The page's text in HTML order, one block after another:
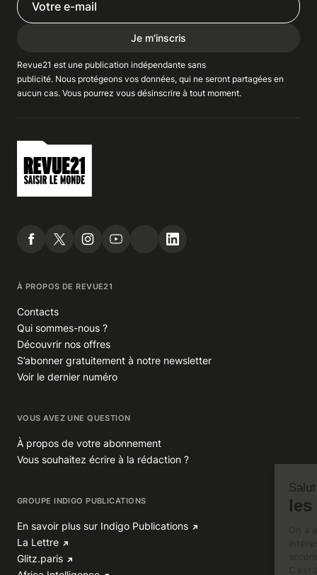
Je m'inscris
Revue21 est une publication indépendante sans
publicité. Nous protégeons vos données, qui ne seront partagées en
aucun cas. Vous pourrez vous désinscrire à tout moment.
À PROPOS DE REVUE21
Contacts
Qui sommes-nous ?
Découvrir nos offres
S’abonner gratuitement à notre newsletter
Voir le dernier numéro
VOUS AVEZ UNE QUESTION
À propos de votre abonnement
Vous souhaitez écrire à la rédaction ?
GROUPE INDIGO PUBLICATIONS
En savoir plus sur Indigo Publications
La Lettre
Glitz.paris